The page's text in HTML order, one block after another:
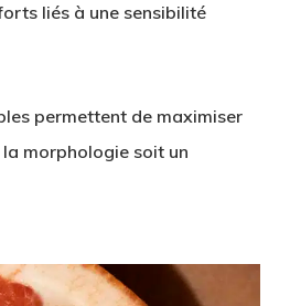
liés à une sensibilité
permettent de maximiser
morphologie soit un